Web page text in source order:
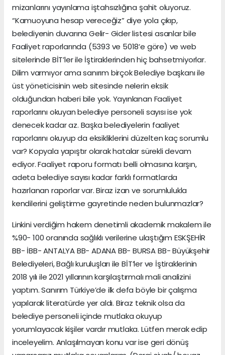
mizanlarını yayınlama iştahsızlığına şahit oluyoruz.
“Kamuoyuna hesap vereceğiz” diye yola çıkıp,
belediyenin duvarına Gelir- Gider listesi asanlar bile
Faaliyet raporlarında (5393 ve 5018’e göre) ve web
sitelerinde BİT’ler ile İştiraklerinden hiç bahsetmiyorlar.
Dilim varmıyor ama sanırım birçok Belediye başkanı ile
üst yöneticisinin web sitesinde nelerin eksik
olduğundan haberi bile yok. Yayınlanan Faaliyet
raporlarını okuyan belediye personeli sayısı ise yok
denecek kadar az. Başka belediyelerin faaliyet
raporlarını okuyup da eksikliklerini düzelten kaç sorumlu
var? Kopyala yapıştır olarak hatalar sürekli devam
ediyor. Faaliyet raporu formatı belli olmasına karşın,
adeta belediye sayısı kadar farklı formatlarda
hazırlanan raporlar var. Biraz izan ve sorumlulukla
kendilerini geliştirme gayretinde neden bulunmazlar?
Linkini verdiğim hakem denetimli akademik makalem ile
%90- 100 oranında sağlıklı verilerine ulaştığım ESKŞEHİR
BB- İBB- ANTALYA BB- ADANA BB- BURSA BB- Büyükşehir
Belediyeleri, Bağlı kuruluşları ile BİT’ler ve İştiraklerinin
2018 yılı ile 2021 yıllarının karşılaştırmalı mali analizini
yaptım. Sanırım Türkiye’de ilk defa böyle bir çalışma
yapılarak literatürde yer aldı. Biraz teknik olsa da
belediye personeli içinde mutlaka okuyup
yorumlayacak kişiler vardır mutlaka. Lütfen merak edip
inceleyelim. Anlaşılmayan konu var ise geri dönüş